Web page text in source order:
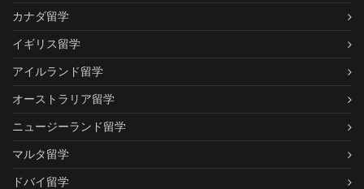
カナダ留学
イギリス留学
アイルランド留学
オーストラリア留学
ニュージーランド留学
マルタ留学
ドバイ留学